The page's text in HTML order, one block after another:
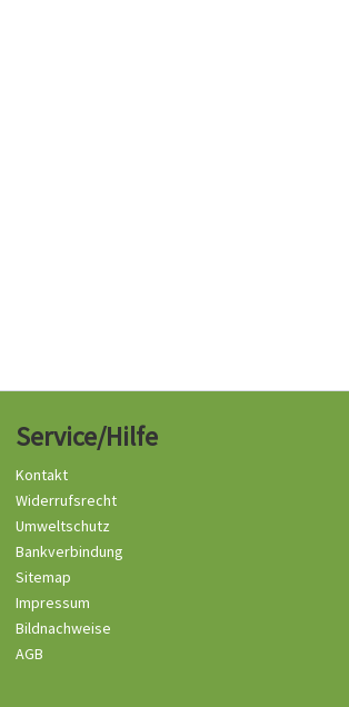
Service/Hilfe
Kontakt
Widerrufsrecht
Umweltschutz
Bankverbindung
Sitemap
Impressum
Bildnachweise
AGB